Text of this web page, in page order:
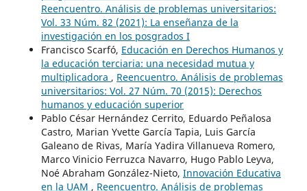
Reencuentro. Análisis de problemas universitarios:
Vol. 33 Núm. 82 (2021): La enseñanza de la
investigación en los posgrados I
Francisco Scarfó, Educación en Derechos Humanos y
la educación terciaria: una necesidad mutua y
multiplicadora , Reencuentro. Análisis de problemas
universitarios: Vol. 27 Núm. 70 (2015): Derechos
humanos y educación superior
Pablo César Hernández Cerrito, Eduardo Peñalosa
Castro, Marian Yvette García Tapia, Luis García
Galeano de Rivas, María Yadira Villanueva Romero,
Marco Vinicio Ferruzca Navarro, Hugo Pablo Leyva,
Noé Abraham González-Nieto, Innovación Educativa
en la UAM , Reencuentro. Análisis de problemas